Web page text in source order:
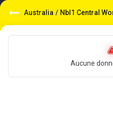
Australia / Nbl1 Central
Aucune